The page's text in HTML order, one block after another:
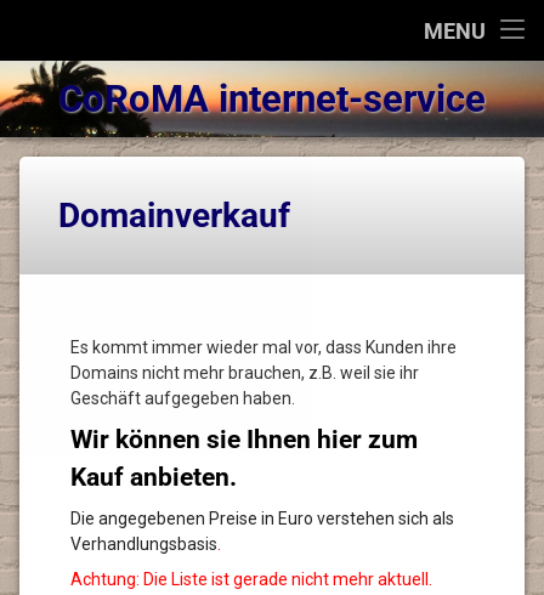
MENU
KONTAKT
INTERN
CoRoMA internet-service
Domainverkauf
Es kommt immer wieder mal vor, dass Kunden ihre
Domains nicht mehr brauchen, z.B. weil sie ihr
Geschäft aufgegeben haben.
Wir können sie Ihnen hier zum
Kauf anbieten.
Die angegebenen Preise in Euro verstehen sich als
Verhandlungsbasis
Achtung: Die Liste ist gerade nicht mehr aktuell.